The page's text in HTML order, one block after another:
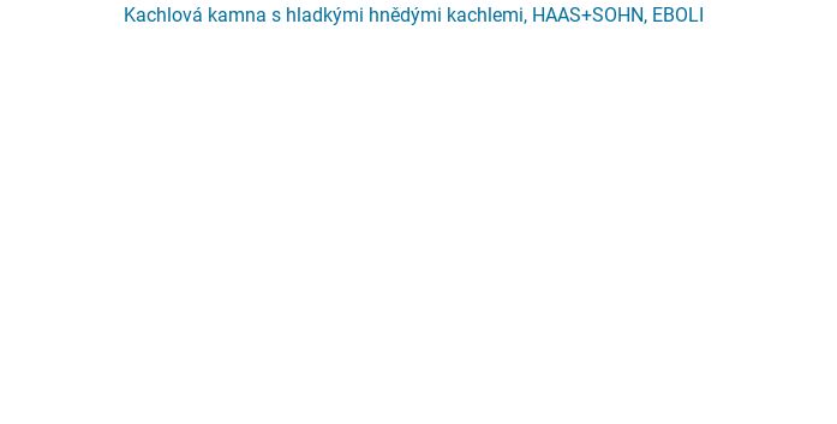
Kachlová kamna s hladkými hnědými kachlemi, HAAS+SOHN, EBOLI